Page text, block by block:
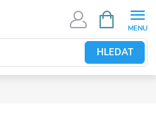
HLEDAT
NÁKUPNÍ
KOŠÍK